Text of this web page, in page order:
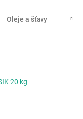
Oleje a šťavy
20 kg